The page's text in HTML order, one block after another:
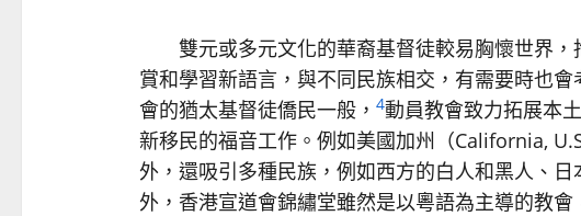
雙元或多元文化的華裔基督徒較易胸懷世界，
賞和學習新語言，與不同民族相交，有需要時也
會的猶太基督徒僑民一般， 4動員教會致力拓展本
新移民的福音工作。例如美國加州（California,
外，還吸引多種民族，例如西方的白人和黑人、
外，香港宣道會錦繡堂雖然是以粵語為主導的教